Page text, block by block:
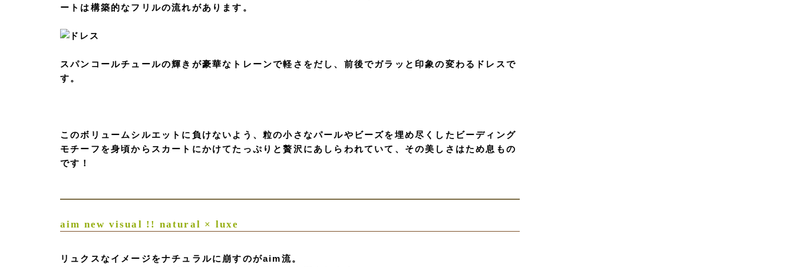
ートは構築的なフリルの流れがあります。
スパンコールチュールの輝きが豪華なトレーンで軽さをだし、前後でガラッと印象の変わるドレスで
す。
このボリュームシルエットに負けないよう、粒の小さなパールやビーズを埋め尽くしたビーディング
モチーフを身頃からスカートにかけてたっぷりと贅沢にあしらわれていて、その美しさはため息もの
です！
aim new visual !! natural × luxe
リュクスなイメージをナチュラルに崩すのがaim流。